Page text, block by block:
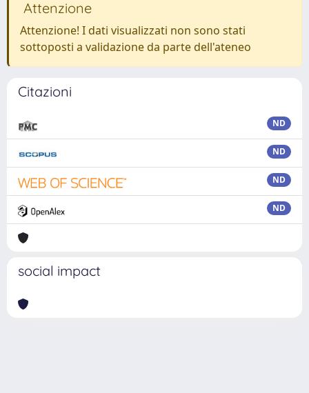
Attenzione
Attenzione! I dati visualizzati non sono stati
sottoposti a validazione da parte dell'ateneo
Citazioni
ND
ND
ND
ND
social impact